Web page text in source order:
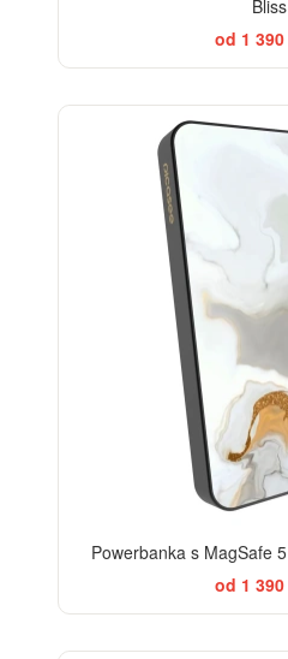
Bliss
od 1
Powerbanka s MagSafe
od 1